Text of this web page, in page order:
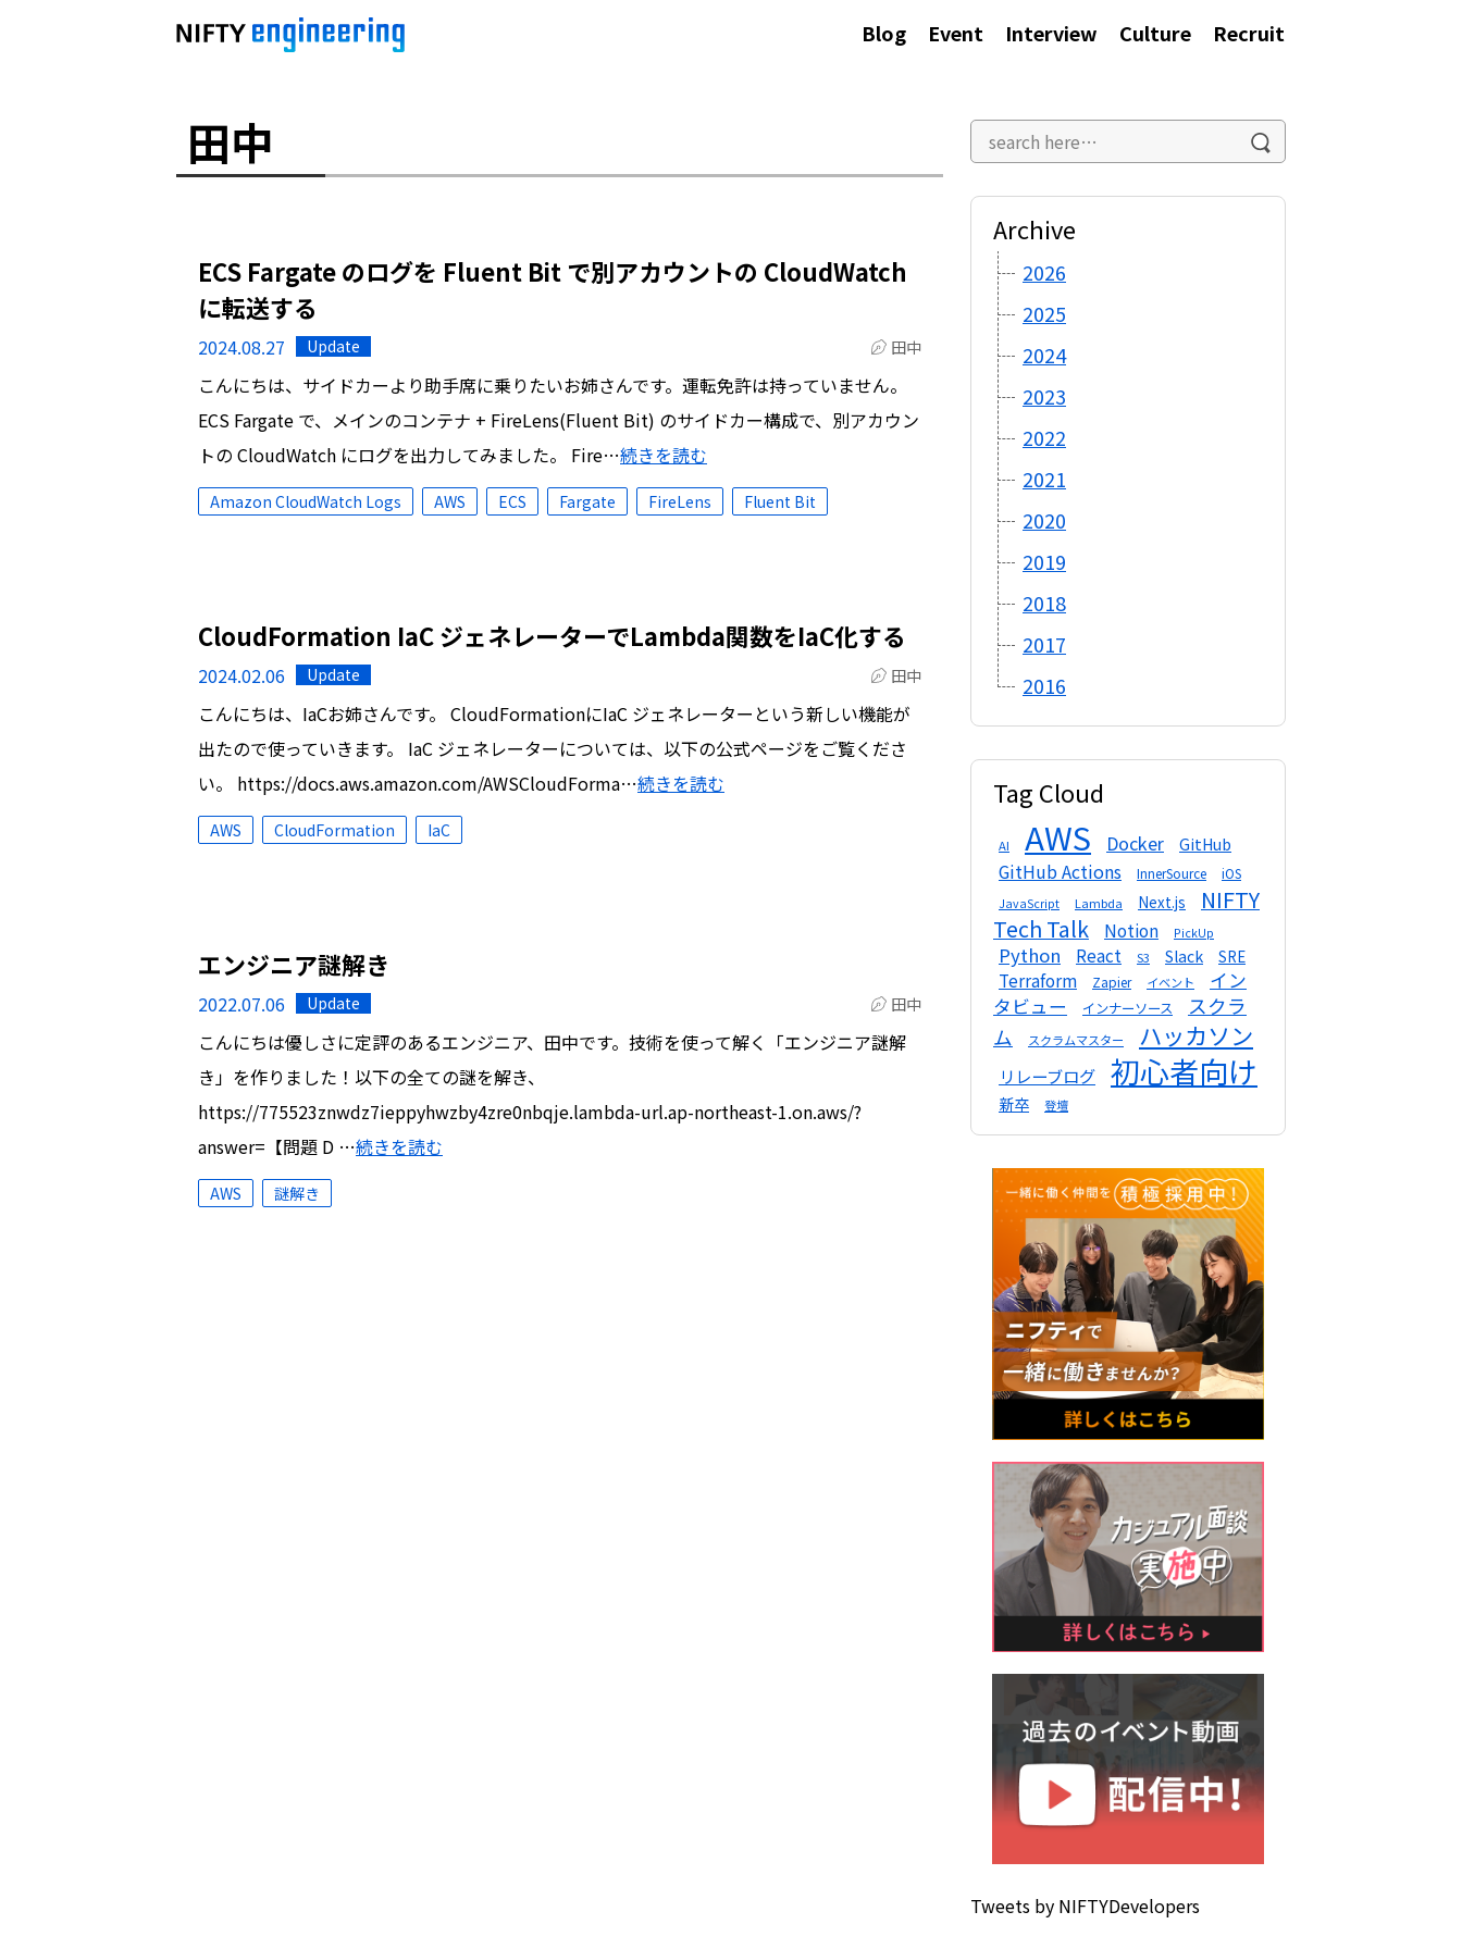
Blog Event Interview Culture Recruit
田中
ECS Fargate のログを Fluent Bit で別アカウントの CloudWatch
に転送する
2024.08.27 Update 田中
こんにちは、サイドカーより助手席に乗りたいお姉さんです。運転免許は持っていません。
ECS Fargate で、メインのコンテナ + FireLens(Fluent Bit) のサイドカー構成で、別アカウン
トの CloudWatch にログを出力してみました。 Fire…続きを読む
Amazon CloudWatch Logs AWS ECS Fargate FireLens Fluent Bit
CloudFormation IaC ジェネレーターでLambda関数をIaC化する
2024.02.06 Update 田中
こんにちは、IaCお姉さんです。 CloudFormationにIaC ジェネレーターという新しい機能が
出たので使っていきます。 IaC ジェネレーターについては、以下の公式ページをご覧くださ
い。 https://docs.aws.amazon.com/AWSCloudForma…続きを読む
AWS CloudFormation IaC
エンジニア謎解き
2022.07.06 Update 田中
こんにちは優しさに定評のあるエンジニア、田中です。技術を使って解く「エンジニア謎解
き」を作りました！以下の全ての謎を解き、
https://775523znwdz7ieppyhwzby4zre0nbqje.lambda-url.ap-northeast-1.on.aws/?
answer=【問題 D …続きを読む
AWS 謎解き
Archive
2026
2025
2024
2023
2022
2021
2020
2019
2018
2017
2016
Tag Cloud
AI AWS Docker GitHub
GitHub Actions InnerSource iOS
JavaScript Lambda Next.js
NIFTY
Tech Talk
Notion PickUp
Python React S3 Slack SRE
Terraform Zapier イベント
イン
タビュー
インナーソース
スクラ
ム
スクラムマスター ハッカソン
リレーブログ 初心者向け
新卒 登壇
Tweets by NIFTYDevelopers